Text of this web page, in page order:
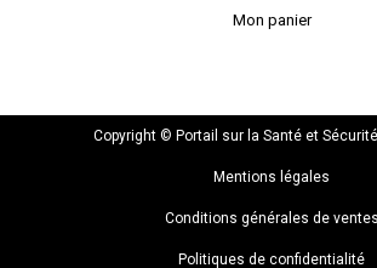
Mon panier
Copyright © Portail sur la Santé et
Mentions légales
Conditions générales de ventes
Politiques de confidentialité